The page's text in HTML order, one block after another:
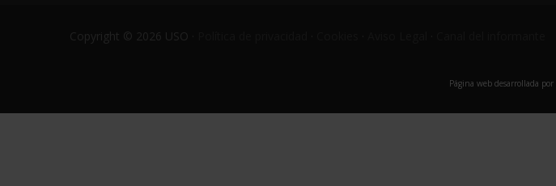
Copyright © 2026 USO ·
Página web desarrollada por